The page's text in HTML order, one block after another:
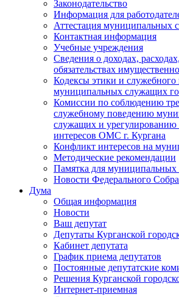
Законодательство
Информация для
Аттестация муниципальных
Контактная информация
Учебные учреждения
Сведения о доходах,
обязательствах
Кодексы этики и служебного
муниципальных служащих
Комиссии по соблюдению
служебному поведению
служащих и урегулированию
интересов ОМС г. Кургана
Конфликт интересов на
Методические рекомендации
Памятка для
Новости Федерального
Дума
Общая информация
Новости
Ваш депутат
Депутаты Курганской
Кабинет депутата
График приема депутатов
Постоянные депутатские
Решения Курганской
Интернет-приемная